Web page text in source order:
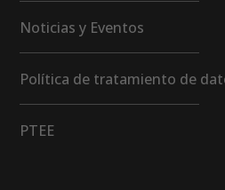
Noticias y Eventos
Política de tratamiento de
PTEE